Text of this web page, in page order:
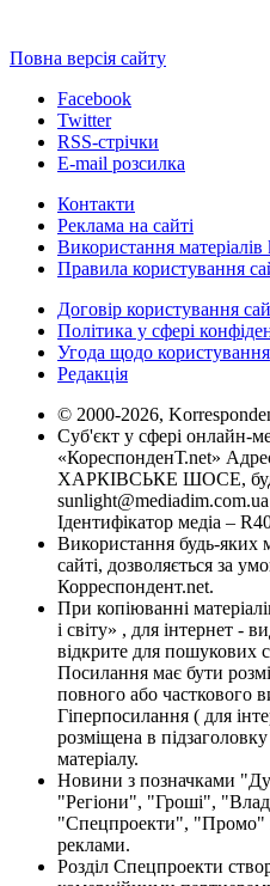
Повна версія сайту
Facebook
Twitter
RSS-стрічки
E-mail розсилка
Контакти
Реклама на сайті
Використання
Правила користування
Договір користування
Політика у сфері
Угода щодо користування
Редакція
© 2000-2026,
Суб'єкт у сфері онлайн-
«КореспонденТ.net»
ХАРКІВСЬКЕ ШОСЕ,
sunlight@mediadim.com.ua
Ідентифікатор медіа –
Використання будь-яких
сайті, дозволяється за
Корреспондент.net.
При копіюванні
і світу» , для інтернет -
відкрите для пошукових
Посилання має бути
повного або часткового
Гіперпосилання ( для
розміщена в
матеріалу.
Новини з позначками
"Регіони", "Гроші",
"Спецпроекти", "Промо"
реклами.
Розділ Спецпроекти